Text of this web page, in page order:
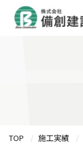
TOP 施工実績